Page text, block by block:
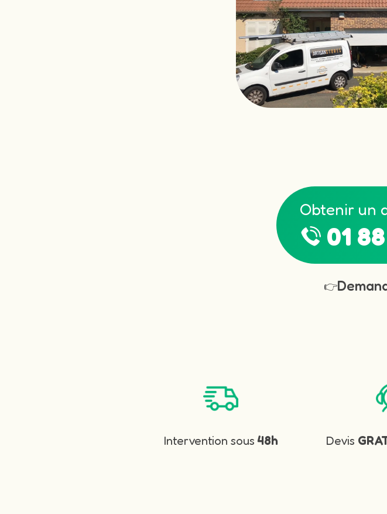
Obtenir un
01
👉
Intervention sous 48h Devis